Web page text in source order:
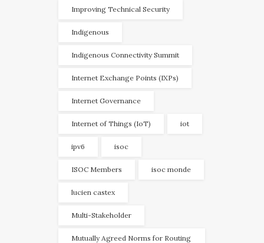
Improving Technical Security
Indigenous
Indigenous Connectivity Summit
Internet Exchange Points (IXPs)
Internet Governance
Internet of Things (IoT) iot
ipv6 isoc
ISOC Members isoc monde
lucien castex
Multi-Stakeholder
Mutually Agreed Norms for Routing